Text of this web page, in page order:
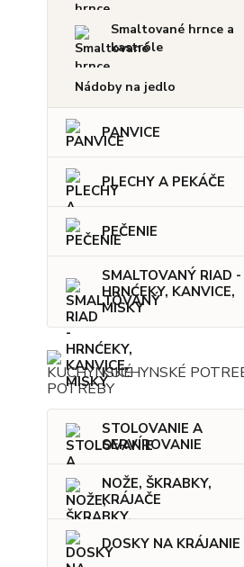
Smaltované hrnce a
kastróle
Nádoby na jedlo
PANVICE
PLECHY A PEKÁČE
PEČENIE
SMALTOVANÝ RIAD -
HRNĆEKY, KANVICE,
MISKY
KUCHYNSKÉ
STOLOVANIE A
SERVÍROVANIE
NOŽE, ŠKRABKY,
KRÁJAČE
DOSKY NA KRÁJANIE